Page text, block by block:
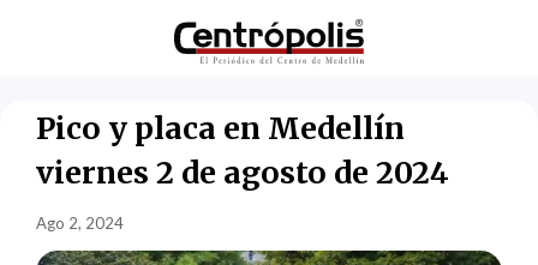
Pico y placa en Medellín
viernes 2 de agosto de 2024
Ago 2, 2024